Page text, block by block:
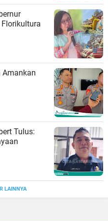
Amankan
Tulus:
LAINNYA